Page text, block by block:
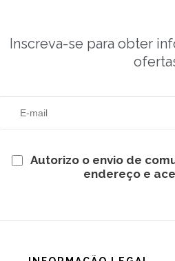
Inscreva-se para obter
Autorizo o envio de
endereço e